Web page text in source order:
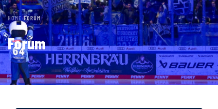
HOME›FORUM
Forum